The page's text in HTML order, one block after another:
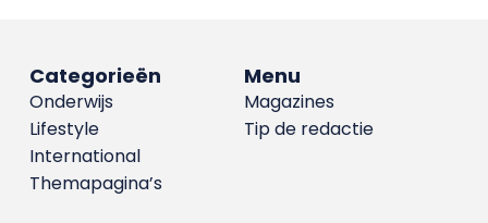
Menu
Magazines
Tip de redactie
Categorieën
Onderwijs
Lifestyle
International
Themapagina’s